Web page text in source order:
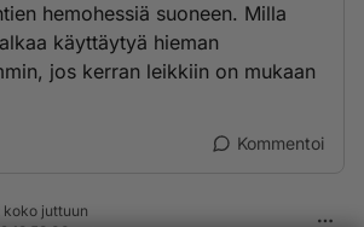
hemohessiä suoneen. Milla
käyttäytyä hieman
jos kerran leikkiin on mukaan
Kommentoi
juttuun